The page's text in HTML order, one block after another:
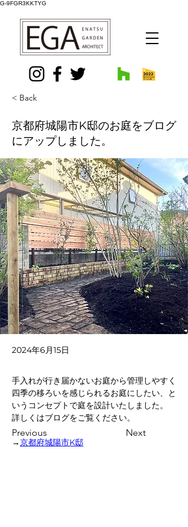
G-9FGR3KKTYG
< Back
京都府城陽市K邸のお庭をブログ
にアップしました。
2024年6月15日
Previous Next
手入れが行き届かないお庭から管理しやすく
四季の移ろいを感じられるお庭にしたい、と
いうコンセプトで庭を設計いたしました。
詳しくはブログをご覧ください。
→京都府城陽市K邸